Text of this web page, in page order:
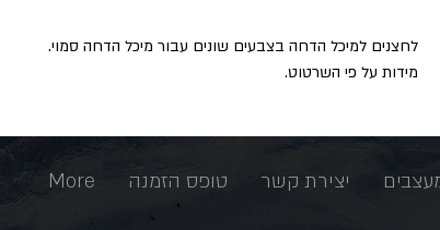
לחצנים למיכל הדחה בצבעים שונים עבור מיכל הדחה סמוי.
מידות על פי השרטוט.
יצירת קשר טופס הזמנה More